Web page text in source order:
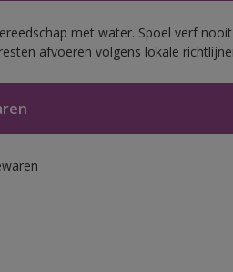
met water. Spoel verf
afvoeren volgens lokale